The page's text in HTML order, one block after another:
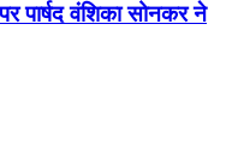
पार्षद वंशिका सोनकर ने